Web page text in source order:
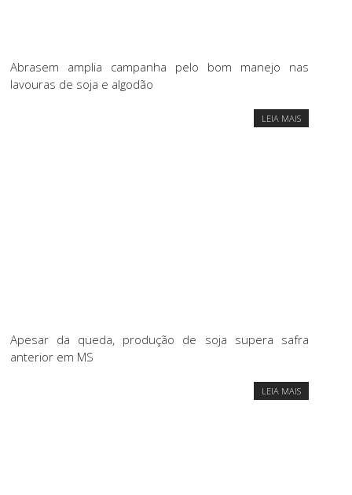
Abrasem amplia campanha pelo bom manejo nas
lavouras de soja e algodão
LEIA MAIS
Apesar da queda, produção de soja supera safra
anterior em MS
LEIA MAIS